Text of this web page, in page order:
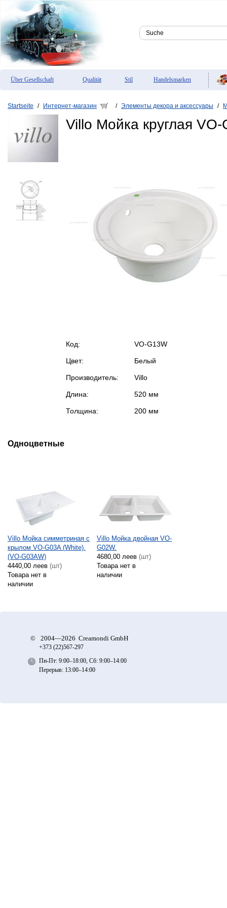
Über Gesellschaft Qualität Stil Handelsmarken
Startseite / Интернет-магазин / Элементы декора и аксессуары /
Villo Мойка круглая
Код: VO-G13W
Цвет: Белый
Производитель: Villo
Длина: 520 мм
Толщина: 200 мм
Одноцветные
Villo Мойка симметриная с
крылом VO-G03A (White).
(VO-G03AW)
4440,00 леев (шт)
Товара нет в
наличии
Villo Мойка двойная VO-
G02W.
4680,00 леев (шт)
Товара нет в
наличии
© 2004—2026 Creamondi GmbH
+373 (22)567-297
Пн-Пт: 9:00–18:00, Сб: 9:00–14:00
Перерыв: 13:00–14:00